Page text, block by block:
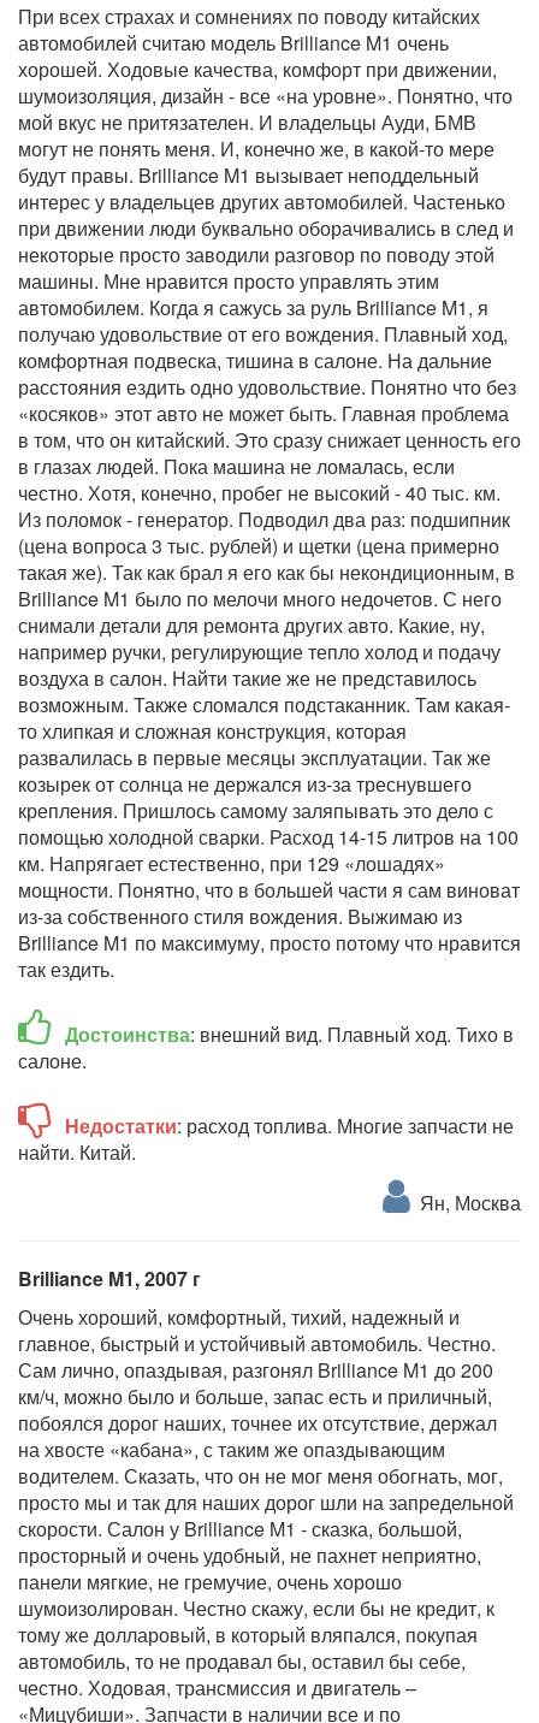
При всех страхах и сомнениях по поводу китайских
автомобилей считаю модель Brilliance M1 очень
хорошей. Ходовые качества, комфорт при движении,
шумоизоляция, дизайн - все «на уровне». Понятно, что
мой вкус не притязателен. И владельцы Ауди, БМВ
могут не понять меня. И, конечно же, в какой-то мере
будут правы. Brilliance M1 вызывает неподдельный
интерес у владельцев других автомобилей. Частенько
при движении люди буквально оборачивались в след и
некоторые просто заводили разговор по поводу этой
машины. Мне нравится просто управлять этим
автомобилем. Когда я сажусь за руль Brilliance M1, я
получаю удовольствие от его вождения. Плавный ход,
комфортная подвеска, тишина в салоне. На дальние
расстояния ездить одно удовольствие. Понятно что без
«косяков» этот авто не может быть. Главная проблема
в том, что он китайский. Это сразу снижает ценность его
в глазах людей. Пока машина не ломалась, если
честно. Хотя, конечно, пробег не высокий - 40 тыс. км.
Из поломок - генератор. Подводил два раз: подшипник
(цена вопроса 3 тыс. рублей) и щетки (цена примерно
такая же). Так как брал я его как бы некондиционным, в
Brilliance M1 было по мелочи много недочетов. С него
снимали детали для ремонта других авто. Какие, ну,
например ручки, регулирующие тепло холод и подачу
воздуха в салон. Найти такие же не представилось
возможным. Также сломался подстаканник. Там какая-
то хлипкая и сложная конструкция, которая
развалилась в первые месяцы эксплуатации. Так же
козырек от солнца не держался из-за треснувшего
крепления. Пришлось самому заляпывать это дело с
помощью холодной сварки. Расход 14-15 литров на 100
км. Напрягает естественно, при 129 «лошадях»
мощности. Понятно, что в большей части я сам виноват
из-за собственного стиля вождения. Выжимаю из
Brilliance M1 по максимуму, просто потому что нравится
так ездить.
Достоинства: внешний вид. Плавный ход. Тихо в
салоне.
Недостатки: расход топлива. Многие запчасти не
найти. Китай.
Ян, Москва
Brilliance M1, 2007 г
Очень хороший, комфортный, тихий, надежный и
главное, быстрый и устойчивый автомобиль. Честно.
Сам лично, опаздывая, разгонял Brilliance M1 до 200
км/ч, можно было и больше, запас есть и приличный,
побоялся дорог наших, точнее их отсутствие, держал
на хвосте «кабана», с таким же опаздывающим
водителем. Сказать, что он не мог меня обогнать, мог,
просто мы и так для наших дорог шли на запредельной
скорости. Салон у Brilliance M1 - сказка, большой,
просторный и очень удобный, не пахнет неприятно,
панели мягкие, не гремучие, очень хорошо
шумоизолирован. Честно скажу, если бы не кредит, к
тому же долларовый, в который вляпался, покупая
автомобиль, то не продавал бы, оставил бы себе,
честно. Ходовая, трансмиссия и двигатель –
«Мицубиши». Запчасти в наличии все и по